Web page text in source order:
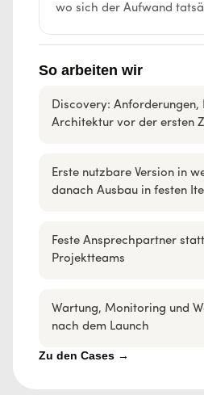
wo sich der Aufwand
So arbeiten wir
Discovery: Anforderungen,
Architektur vor der ersten
Erste nutzbare Version in
danach Ausbau in festen
Feste Ansprechpartner
Projektteams
Wartung, Monitoring und
nach dem Launch
Zu den Cases →